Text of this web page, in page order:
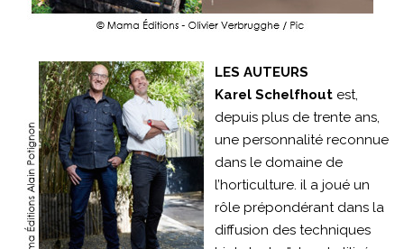
LES AUTEURS
Karel Schelfhout est,
depuis plus de trente ans,
une personnalité reconnue
dans le domaine de
l’horticulture. il a joué un
rôle prépondérant dans la
diffusion des techniques